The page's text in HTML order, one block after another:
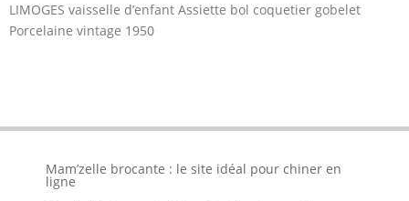
LIMOGES vaisselle d’enfant Assiette bol coquetier gobelet
Porcelaine vintage 1950
Mam’zelle brocante : le site idéal pour chiner en
ligne